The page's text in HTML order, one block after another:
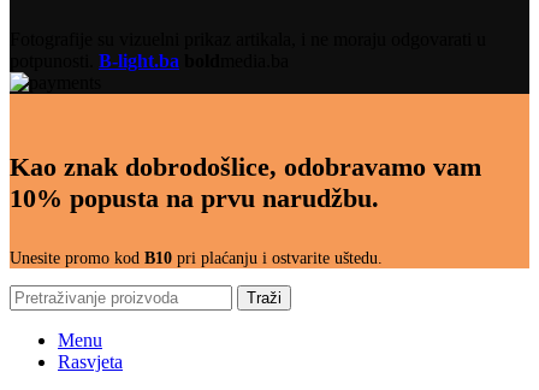
B-light.ba
Kao znak dobrodošlice, odobravamo vam
10% popusta na prvu narudžbu.
Unesite promo kod B10 pri plaćanju i ostvarite uštedu.
Traži
Menu
Rasvjeta